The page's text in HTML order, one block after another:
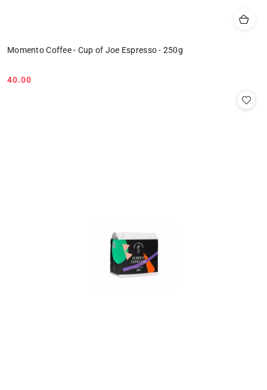
Momento Coffee - Cup of Joe Espresso - 250g
Cena:
40.00